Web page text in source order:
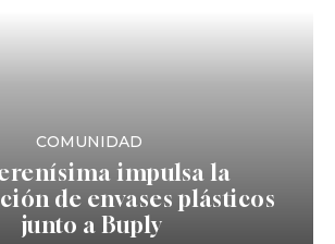
COMUNIDAD
impulsa la
de envases plásticos
junto a Buply